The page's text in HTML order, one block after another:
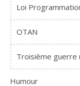
Loi
OTAN
Troisième guerre
Humour